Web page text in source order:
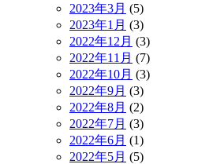
2023年3月 (5)
2023年1月 (3)
2022年12月 (3)
2022年11月 (7)
2022年10月 (3)
2022年9月 (3)
2022年8月 (2)
2022年7月 (3)
2022年6月 (1)
2022年5月 (5)